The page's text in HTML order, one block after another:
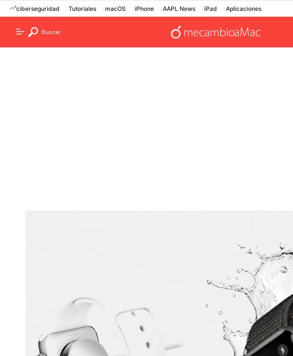
ciberseguridad Tutoriales macOS iPhone AAPL News iPad Aplicaciones
Buscar